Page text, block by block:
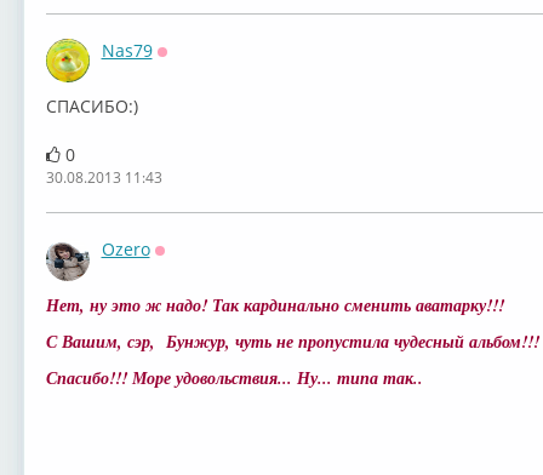
Nas79
СПАСИБО:)
0
30.08.2013 11:43
Ozero
Нет, ну это ж надо! Так кардинально сменить аватарку!!!
С Вашим, сэр, Бунжур, чуть не пропустила чудесный альбом!!!
Спасибо!!! Море удовольствия... Ну... типа так..